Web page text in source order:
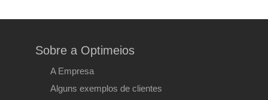
Sobre a Optimeios
A Empresa
Alguns exemplos de clientes